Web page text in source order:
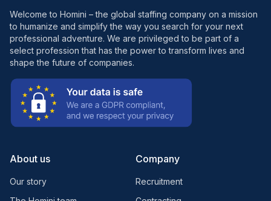
Welcome to Homini – the global staffing company on a mission
to humanize and simplify the way you search for your next
professional adventure. We are privileged to be part of a
select profession that has the power to transform lives and
shape the future of companies.
About us
Our story
Company
Recruitment